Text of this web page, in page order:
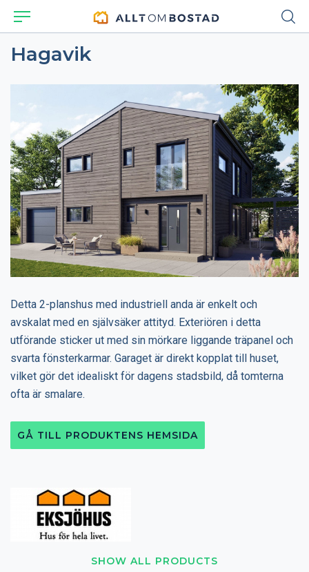
Hagavik
SHOW ALL PRODUCTS
Detta 2-planshus med industriell anda är enkelt och
avskalat med en självsäker attityd. Exteriören i detta
utförande sticker ut med sin mörkare liggande träpanel och
svarta fönsterkarmar. Garaget är direkt kopplat till huset,
vilket gör det idealiskt för dagens stadsbild, då tomterna
ofta är smalare.
GÅ TILL PRODUKTENS HEMSIDA